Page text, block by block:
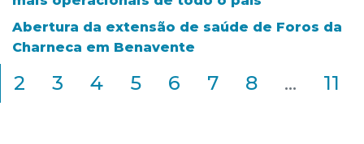
Abertura da extensão de saúde de Foros da
Charneca em Benavente
2 3 4 5 6 7 8 ... 11